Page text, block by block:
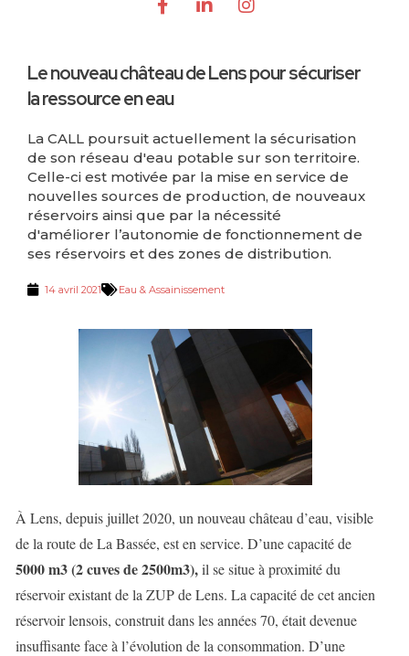
Le nouveau château de Lens pour sécuriser
la ressource en eau
La CALL poursuit actuellement la sécurisation
de son réseau d'eau potable sur son territoire.
Celle-ci est motivée par la mise en service de
nouvelles sources de production, de nouveaux
réservoirs ainsi que par la nécessité
d'améliorer l’autonomie de fonctionnement de
ses réservoirs et des zones de distribution.
14 avril 2021 Eau & Assainissement
À Lens, depuis juillet 2020, un nouveau château d’eau, visible
de la route de La Bassée, est en service. D’une capacité de
5000 m3 (2 cuves de 2500m3),il se situe à proximité du
réservoir existant de la ZUP de Lens. La capacité de cet ancien
réservoir lensois, construit dans les années 70, était devenue
insuffisante face à l’évolution de la consommation. D’une